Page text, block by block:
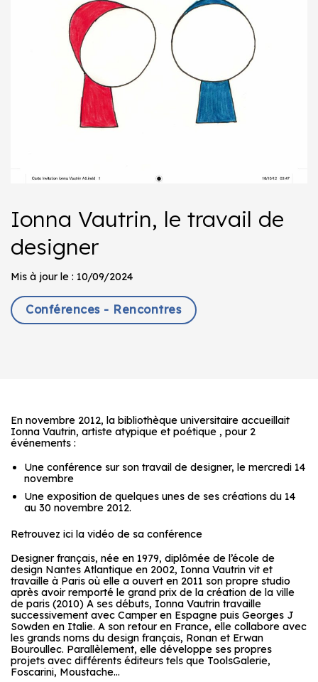
Ionna Vautrin, le travail de
designer
Mis à jour le : 10/09/2024
Conférences - Rencontres
En novembre 2012, la bibliothèque universitaire accueillait
Ionna Vautrin, artiste atypique et poétique , pour 2
événements :
Une conférence sur son travail de designer, le mercredi 14
novembre
Une exposition de quelques unes de ses créations du 14
au 30 novembre 2012.
Retrouvez ici la vidéo de sa conférence
Designer français, née en 1979, diplômée de l’école de
design Nantes Atlantique en 2002, Ionna Vautrin vit et
travaille à Paris où elle a ouvert en 2011 son propre studio
après avoir remporté le grand prix de la création de la ville
de paris (2010) A ses débuts, Ionna Vautrin travaille
successivement avec Camper en Espagne puis Georges J
Sowden en Italie. A son retour en France, elle collabore avec
les grands noms du design français, Ronan et Erwan
Bouroullec. Parallèlement, elle développe ses propres
projets avec différents éditeurs tels que ToolsGalerie,
Foscarini, Moustache…